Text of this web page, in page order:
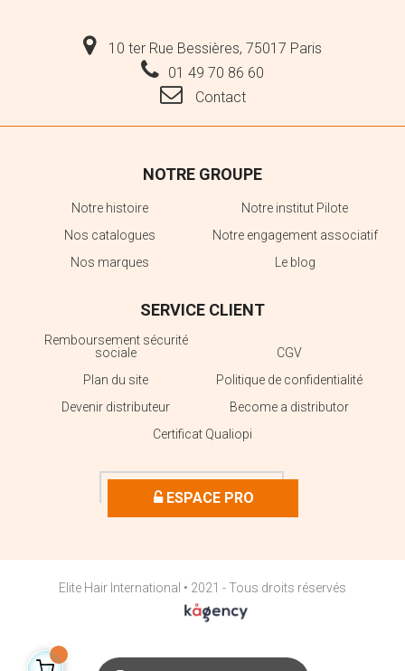
10 ter Rue Bessières, 75017 Paris
01 49 70 86 60
Contact
NOTRE GROUPE
Notre histoire
Notre institut Pilote
Nos catalogues
Notre engagement associatif
Nos marques
Le blog
SERVICE CLIENT
Remboursement sécurité
sociale
CGV
Plan du site
Politique de confidentialité
Devenir distributeur
Become a distributor
Certificat Qualiopi
ESPACE PRO
Elite Hair International • 2021 - Tous droits réservés